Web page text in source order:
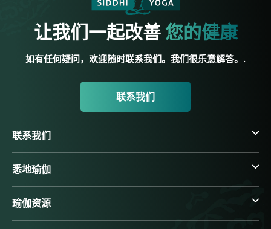
让我们一起改善 您的健康
如有任何疑问，欢迎随时联系我们。我们很乐意解答。.
联系我们
联系我们
悉地瑜伽
瑜伽资源